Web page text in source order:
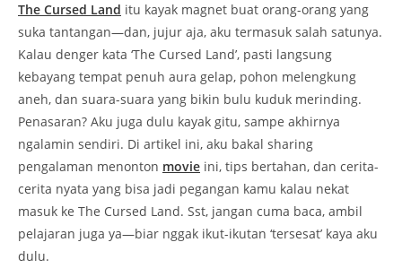
The Cursed Land itu kayak magnet buat orang-orang yang
suka tantangan—dan, jujur aja, aku termasuk salah satunya.
Kalau denger kata ‘The Cursed Land’, pasti langsung
kebayang tempat penuh aura gelap, pohon melengkung
aneh, dan suara-suara yang bikin bulu kuduk merinding.
Penasaran? Aku juga dulu kayak gitu, sampe akhirnya
ngalamin sendiri. Di artikel ini, aku bakal sharing
pengalaman menonton movie ini, tips bertahan, dan cerita-
cerita nyata yang bisa jadi pegangan kamu kalau nekat
masuk ke The Cursed Land. Sst, jangan cuma baca, ambil
pelajaran juga ya—biar nggak ikut-ikutan ‘tersesat’ kaya aku
dulu.